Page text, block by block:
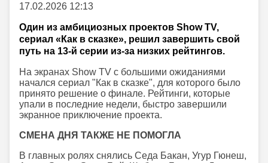
17.02.2026 12:13
Один из амбициозных проектов Show TV,
сериал «Как в сказке», решил завершить свой
путь на 13-й серии из-за низких рейтингов.
На экранах Show TV с большими ожиданиями
начался сериал "Как в сказке", для которого было
принято решение о финале. Рейтинги, которые
упали в последние недели, быстро завершили
экранное приключение проекта.
СМЕНА ДНЯ ТАКЖЕ НЕ ПОМОГЛА
В главных ролях снялись Седа Бакан, Угур Гюнеш,